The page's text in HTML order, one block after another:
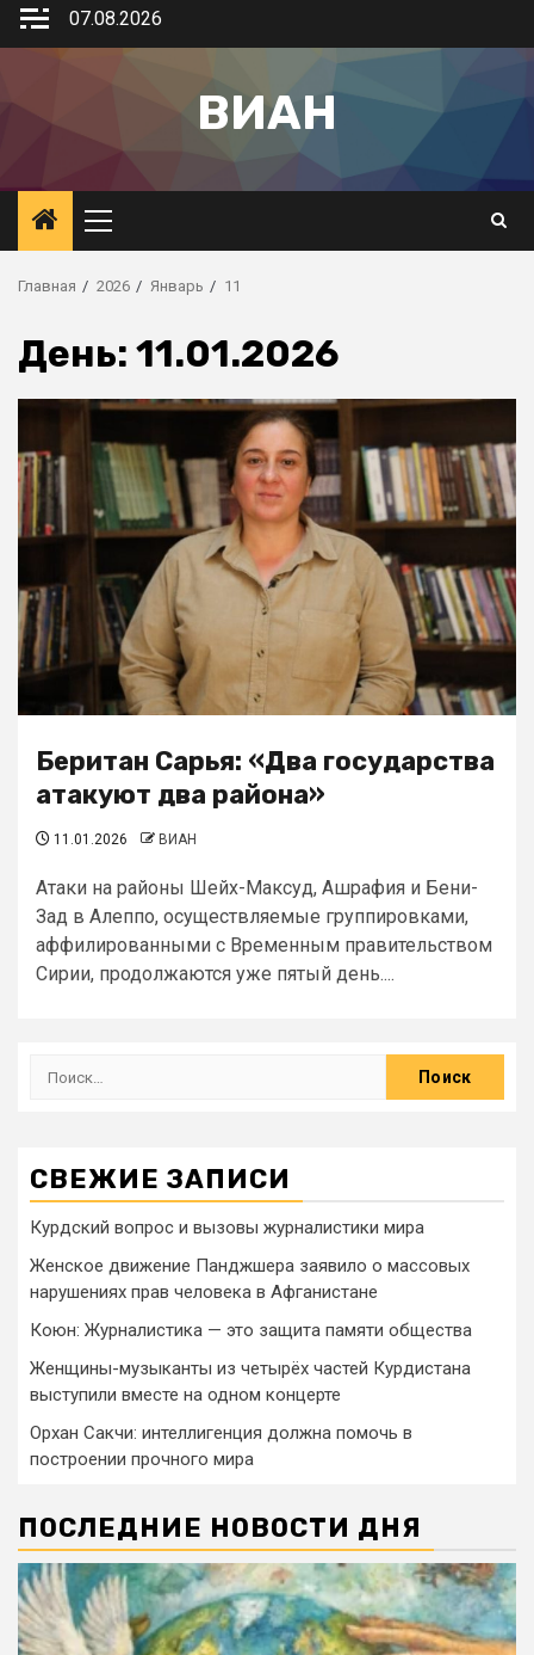
07.08.2026
ВИАН
Главная 2026 Январь 11
День: 11.01.2026
Беритан Сарья: «Два государства
атакуют два района»
11.01.2026 ВИАН
Атаки на районы Шейх-Максуд, Ашрафия и Бени-
Зад в Алеппо, осуществляемые группировками,
аффилированными с Временным правительством
Сирии, продолжаются уже пятый день....
СВЕЖИЕ ЗАПИСИ
Курдский вопрос и вызовы журналистики мира
Женское движение Панджшера заявило о массовых
нарушениях прав человека в Афганистане
Коюн: Журналистика — это защита памяти общества
Женщины-музыканты из четырёх частей Курдистана
выступили вместе на одном концерте
Орхан Сакчи: интеллигенция должна помочь в
построении прочного мира
ПОСЛЕДНИЕ НОВОСТИ ДНЯ